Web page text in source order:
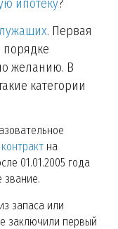
ипотеку?
. Первая
порядке
желанию. В
категории
контракт на
01.01.2005 года
звание.
запаса или
заключили первый